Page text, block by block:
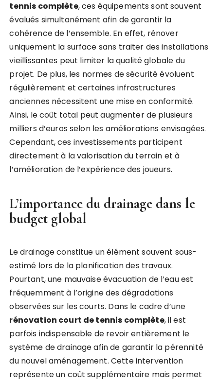
tennis complète, ces équipements sont souvent
évalués simultanément afin de garantir la
cohérence de l’ensemble. En effet, rénover
uniquement la surface sans traiter des installations
vieillissantes peut limiter la qualité globale du
projet. De plus, les normes de sécurité évoluent
régulièrement et certaines infrastructures
anciennes nécessitent une mise en conformité.
Ainsi, le coût total peut augmenter de plusieurs
milliers d’euros selon les améliorations envisagées.
Cependant, ces investissements participent
directement à la valorisation du terrain et à
l’amélioration de l’expérience des joueurs.
L’importance du drainage dans le
budget global
Le drainage constitue un élément souvent sous-
estimé lors de la planification des travaux.
Pourtant, une mauvaise évacuation de l’eau est
fréquemment à l’origine des dégradations
observées sur les courts. Dans le cadre d’une
rénovation court de tennis complète, il est
parfois indispensable de revoir entièrement le
système de drainage afin de garantir la pérennité
du nouvel aménagement. Cette intervention
représente un coût supplémentaire mais permet